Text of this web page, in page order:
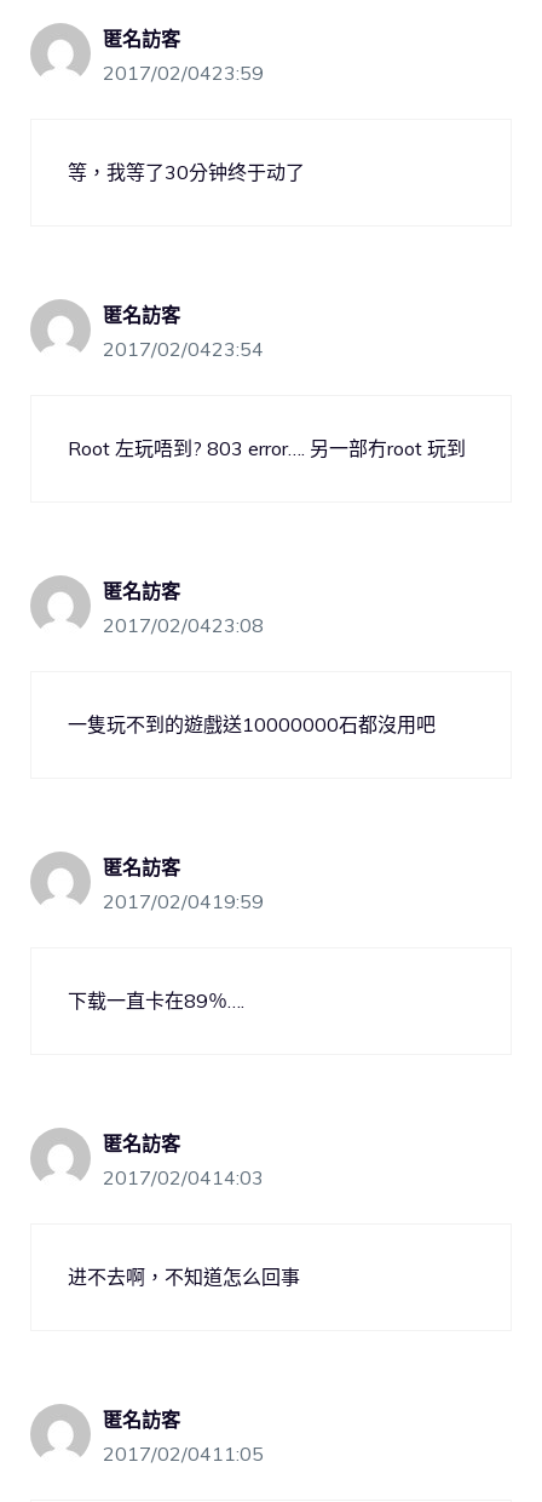
匿名訪客
2017/02/0423:59
等，我等了30分钟终于动了
匿名訪客
2017/02/0423:54
Root 左玩唔到? 803 error…. 另一部冇root 玩到
匿名訪客
2017/02/0423:08
一隻玩不到的遊戲送10000000石都沒用吧
匿名訪客
2017/02/0419:59
下载一直卡在89％….
匿名訪客
2017/02/0414:03
进不去啊，不知道怎么回事
匿名訪客
2017/02/0411:05